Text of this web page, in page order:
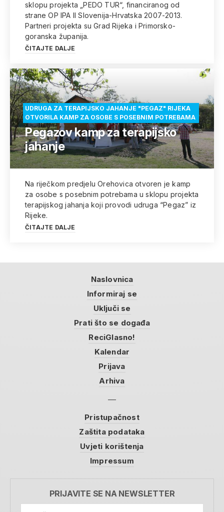
sklopu projekta „PEDO TUR“, financiranog od
strane OP IPA II Slovenija-Hrvatska 2007-2013.
Partneri projekta su Grad Rijeka i Primorsko-
goranska županija.
ČITAJTE DALJE
UDRUGA ZA TERAPIJSKO JAHANJE "PEGAZ" RIJEKA
OTVORILA KAMP ZA OSOBE S POSEBNIM POTREBAMA
Pegazov kamp za terapijsko
jahanje
Na riječkom predjelu Orehovica otvoren je kamp
za osobe s posebnim potrebama u sklopu projekta
terapijskog jahanja koji provodi udruga “Pegaz” iz
Rijeke.
ČITAJTE DALJE
Naslovnica
Informiraj se
Uključi se
Prati što se događa
ReciGlasno!
Kalendar
Prijava
Arhiva
Pristupačnost
Zaštita podataka
Uvjeti korištenja
Impressum
PRIJAVITE SE NA NEWSLETTER